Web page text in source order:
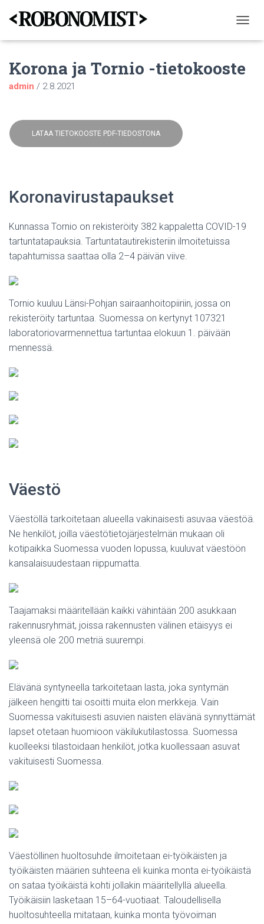
A
G
O
Korona ja Tornio -tietokooste
admin / 2.8.2021
LATAA TIETOKOOSTE PDF-TIEDOSTONA
Koronavirustapaukset
Kunnassa Tornio on rekisteröity 382 kappaletta COVID-19
tartuntatapauksia. Tartuntatautirekisteriin ilmoitetuissa
tapahtumissa saattaa olla 2–4 päivän viive.
Tornio kuuluu Länsi-Pohjan sairaanhoitopiiriin, jossa on
rekisteröity tartuntaa. Suomessa on kertynyt 107321
laboratoriovarmennettua tartuntaa elokuun 1. päivään
mennessä.
Väestö
Väestöllä tarkoitetaan alueella vakinaisesti asuvaa väestöä.
Ne henkilöt, joilla väestötietojärjestelmän mukaan oli
kotipaikka Suomessa vuoden lopussa, kuuluvat väestöön
kansalaisuudestaan riippumatta.
Taajamaksi määritellään kaikki vähintään 200 asukkaan
rakennusryhmät, joissa rakennusten välinen etäisyys ei
yleensä ole 200 metriä suurempi.
Elävänä syntyneella tarkoitetaan lasta, joka syntymän
jälkeen hengitti tai osoitti muita elon merkkeja. Vain
Suomessa vakituisesti asuvien naisten elävänä synnyttämät
lapset otetaan huomioon väkilukutilastossa. Suomessa
kuolleeksi tilastoidaan henkilöt, jotka kuollessaan asuvat
vakituisesti Suomessa.
Väestöllinen huoltosuhde ilmoitetaan ei-työikäisten ja
työikäisten määrien suhteena eli kuinka monta ei-työikäistä
on sataa työikäistä kohti jollakin määritellyllä alueella.
Työikäisiin lasketaan 15–64-vuotiaat. Taloudellisella
huoltosuhteella mitataan, kuinka monta työvoiman